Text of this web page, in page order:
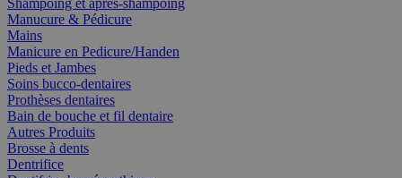
Shampoing et après-shampoing
Manucure & Pédicure
Mains
Manicure en Pedicure/Handen
Pieds et Jambes
Soins bucco-dentaires
Prothèses dentaires
Bain de bouche et fil dentaire
Autres Produits
Brosse à dents
Dentrifice